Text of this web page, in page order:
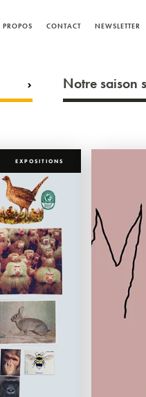
PROPOS CONTACT NEWSLETTER
Notre saison
EXPOSITIONS